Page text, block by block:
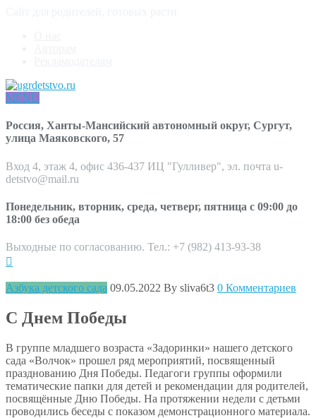
MENU
Россия, Ханты-Мансийский автономный округ, Сургут,
улица Маяковского, 57
Вход 4, этаж 4, офис 436-437 ИЦ "Гулливер", эл. почта u-
detstvo@mail.ru
Понедельник, вторник, среда, четверг, пятница с 09:00 до
18:00 без обеда
Выходные по согласованию. Тел.: +7 (982) 413-93-38
Азбука детского сада 09.05.2022 By sliva6t3 0 Комментариев
С Днем Победы
В группе младшего возраста «Задоринки» нашего детского
сада «Волчок» прошел ряд мероприятий, посвященный
празднованию Дня Победы. Педагоги группы оформили
тематические папки для детей и рекомендации для родителей,
посвящённые Дню Победы. На протяжении недели с детьми
проводились беседы с показом демонстрационного материала.